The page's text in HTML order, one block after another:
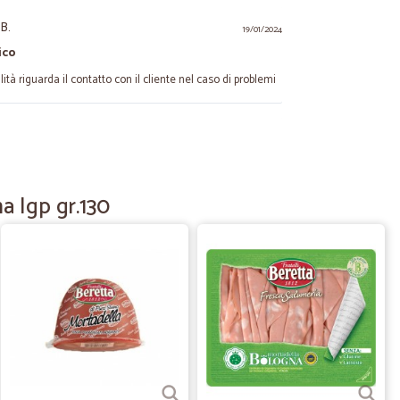
19/01/2024
riguarda il contatto con il cliente nel caso di problemi
24/02/2021
può capitare
è stata nei termini. Discreta la qualità ma non credo
più prodotti dello stesso tipo in uno scatolone
confezione con l'adesivo applicato sul coperchio
ha provocato l'apertura di una confezione che avrebbe
clienti che mi ha informato sulla scadenza del
Igp gr.130